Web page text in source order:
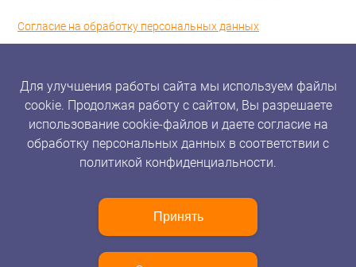
Согласие на обработку персональных данных
Для улучшения работы сайта мы используем файлы
cookie. Продолжая работу с сайтом, Вы разрешаете
использование cookie-файлов и даете согласие на
обработку персональных данных в соответствии с
политикой конфиденциальности.
Принять